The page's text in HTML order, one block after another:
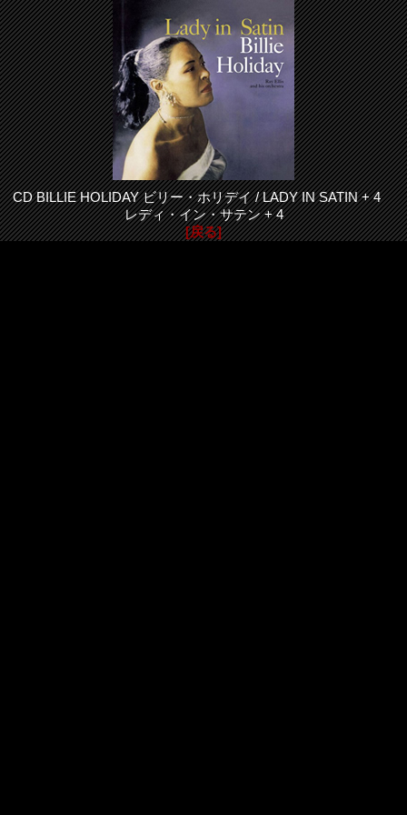
CD BILLIE HOLIDAY ビリー・ホリデイ / LADY IN SATIN + 4
レディ・イン・サテン + 4
[戻る]